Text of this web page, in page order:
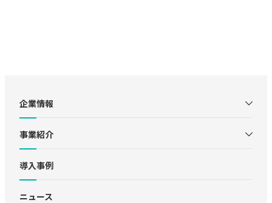
企業情報
事業紹介
導入事例
ニュース